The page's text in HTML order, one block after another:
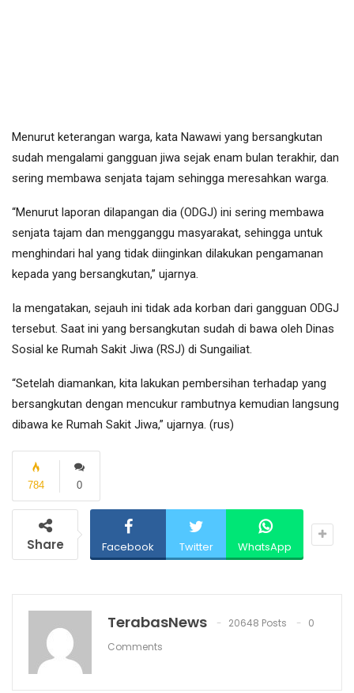
Menurut keterangan warga, kata Nawawi yang bersangkutan
sudah mengalami gangguan jiwa sejak enam bulan terakhir, dan
sering membawa senjata tajam sehingga meresahkan warga.
“Menurut laporan dilapangan dia (ODGJ) ini sering membawa
senjata tajam dan mengganggu masyarakat, sehingga untuk
menghindari hal yang tidak diinginkan dilakukan pengamanan
kepada yang bersangkutan,” ujarnya.
Ia mengatakan, sejauh ini tidak ada korban dari gangguan ODGJ
tersebut. Saat ini yang bersangkutan sudah di bawa oleh Dinas
Sosial ke Rumah Sakit Jiwa (RSJ) di Sungailiat.
“Setelah diamankan, kita lakukan pembersihan terhadap yang
bersangkutan dengan mencukur rambutnya kemudian langsung
dibawa ke Rumah Sakit Jiwa,” ujarnya. (rus)
0
784
Share Facebook Twitter WhatsApp
TerabasNews 20648 Posts
0
Comments